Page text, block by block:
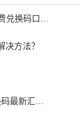
方法？